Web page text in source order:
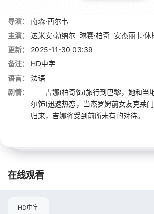
导演：
南森·西尔韦
主演：
达米安·勃纳尔 琳赛·柏奇 安杰丽卡·休
更新：
2025-11-30 03:39
备注：
HD中字
语言：
法语
剧情：
吉娜(柏奇饰)旅行到巴黎，她和当
尔饰)迅速热恋，当杰罗姆前女友克莱
归来，吉娜将受到前所未有的对待。
在线观看
HD中字